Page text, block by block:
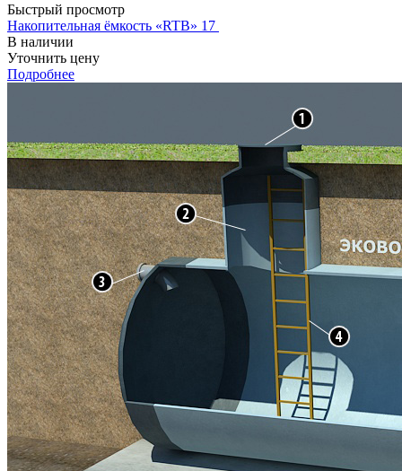
Быстрый просмотр
Накопительная ёмкость «RTB» 17
В наличии
Уточнить цену
Подробнее